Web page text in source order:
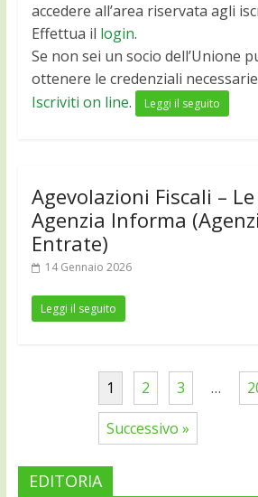
accedere all’area riservata agli
Effettua il login.
Se non sei un socio dell’Unione
ottenere le credenziali
Iscriviti on line. Leggi il seguito
Agevolazioni Fiscali –
Agenzia Informa
Entrate)
14 Gennaio 2026
Leggi il seguito
1 2 3 …
Successivo »
EDITORIA